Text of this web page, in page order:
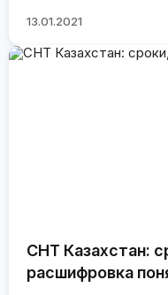
13.01.2021
СНТ Казахстан:
расшифровка